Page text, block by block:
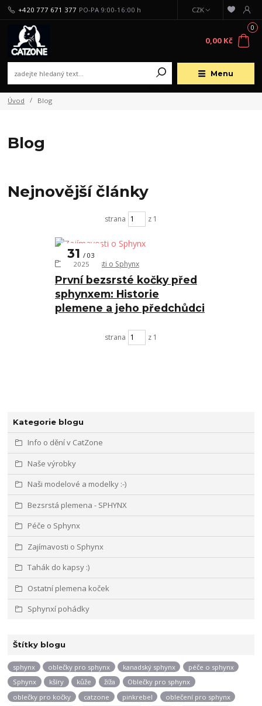
Menu
CZK
+420 777 671 377 PO-PA 9:00-16:00 h
0
0,00 Kč
Úvod Blog
Kategorie blogu
Info o dění v CatZone
Naše výrobky
Naši modelové a modelky :-)
Bezsrstá plemena - SPHYNX
Péče o Sphynx
Zajímavosti o Sphynx
Tahák do kapsy :)
Ostatní plemena koček
Sphynxí pohádky
Štítky blogu
sphynx oblečky pro sphynx kanadský sphynx
péče o sphynx
Sphynx
kšíry kůže žíža
Oblečky pro sphynx
oblečky pro kočky
catzone pinkrebel
oblečení pro sphynx
Blog
Nejnovější články
strana z 1
První bezsrsté kočky před
sphynxem: Historie
plemene a jeho předchůdci
31
03
2025
Zajímavosti o Sphynx
strana z 1